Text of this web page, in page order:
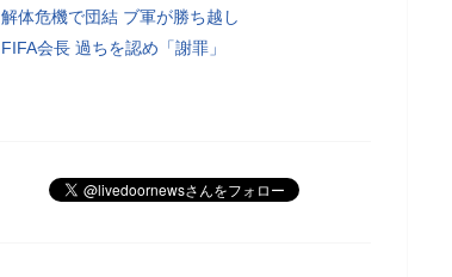
解体危機で団結 ブ軍が勝ち越し
FIFA会長 過ちを認め「謝罪」